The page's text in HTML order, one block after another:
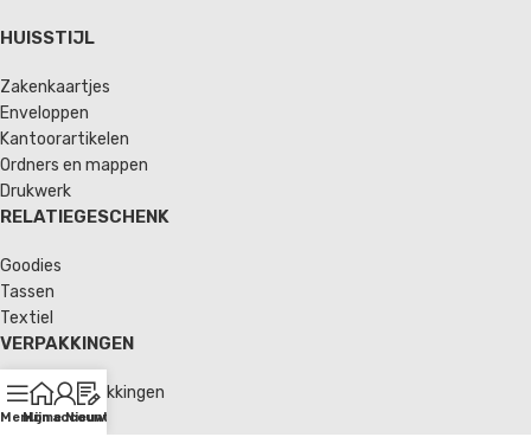
HUISSTIJL
Zakenkaartjes
Enveloppen
Kantoorartikelen
Ordners en mappen
Drukwerk
RELATIEGESCHENK
Goodies
Tassen
Textiel
VERPAKKINGEN
Verzendverpakkingen
Enveloppen
MenuHome
Mijn account
Nieuws